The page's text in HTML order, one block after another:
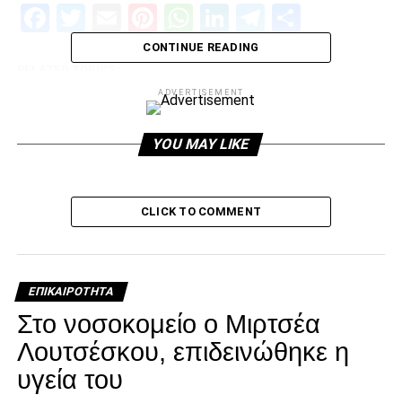
Facebook
Twitter
EmailPinterest
WhatsApp
LinkedIn
Telegram
Διακοπές για Ροντρίγκες
DON'T MISS
paokrevolution
CONTINUE READING
ADVERTISEMENT
YOU MAY LIKE
CLICK TO COMMENT
ΕΠΙΚΑΙΡΌΤΗΤΑ
Στο νοσοκομείο ο Μιρτσέα
Λουτσέσκου, επιδεινώθηκε η
υγεία του